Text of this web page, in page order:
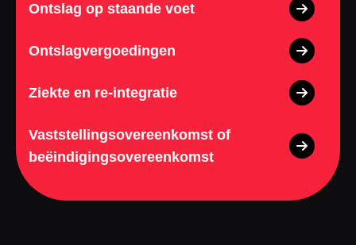
Ontslag op staande voet
Ontslagvergoedingen
Ziekte en re-integratie
Vaststellingsovereenkomst of
beëindigingsovereenkomst